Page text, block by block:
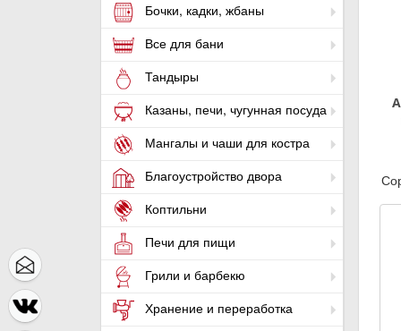
Бочки, кадки, жбаны
Все для бани
Тандыры
Казаны, печи, чугунная посуда
Мангалы и чаши для костра
Благоустройство двора
Коптильни
Печи для пищи
Грили и барбекю
Хранение и переработка